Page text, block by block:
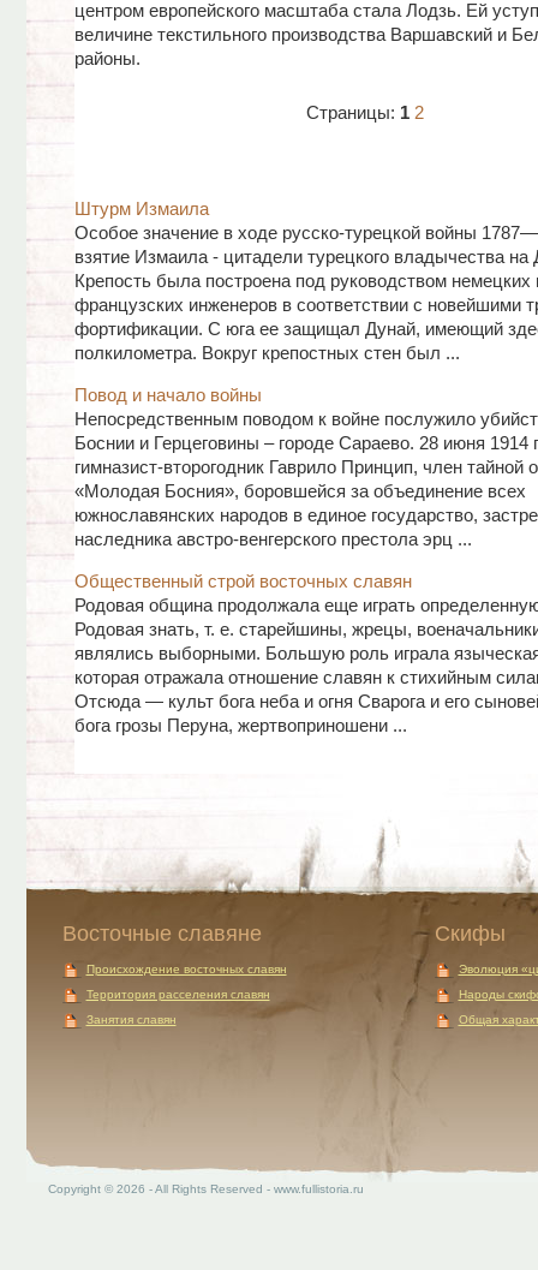
центром европейского масштаба стала Лодзь. Ей
величине текстильного производства Варшавский и
районы.
Страницы: 1 2
Штурм Измаила
Особое значение в ходе русско-турецкой войны
взятие Измаила - цитадели турецкого владычества на
Крепость была построена под руководством немецких
французских инженеров в соответствии с новейшими
фортификации. С юга ее защищал Дунай, имеющий
полкилометра. Вокруг крепостных стен был ...
Повод и начало войны
Непосредственным поводом к войне послужило
Боснии и Герцеговины – городе Сараево. 28 июня 1914
гимназист-второгодник Гаврило Принцип, член тайной
«Молодая Босния», боровшейся за объединение всех
южнославянских народов в единое государство,
наследника австро-венгерского престола эрц ...
Общественный строй восточных славян
Родовая община продолжала еще играть
Родовая знать, т. е. старейшины, жрецы,
являлись выборными. Большую роль играла
которая отражала отношение славян к стихийным
Отсюда — культ бога неба и огня Сварога и его
бога грозы Перуна, жертвоприношени ...
Восточные славяне
Происхождение восточных славян
Территория расселения славян
Занятия славян
Скифы
Эволюция
Народы
Общая
Copyright © 2026 - All Rights Reserved - www.fullistoria.ru